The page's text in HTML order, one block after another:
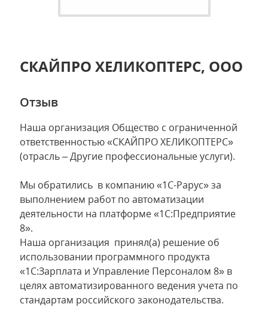
СКАЙПРО ХЕЛИКОПТЕРС, ООО
Отзыв
Наша организация Общество с ограниченной
ответственностью «СКАЙПРО ХЕЛИКОПТЕРС»
(отрасль – Другие профессиональные услуги).
Мы обратились в компанию «1С-Рарус» за
выполнением работ по автоматизации
деятельности на платформе «1С:Предприятие
8».
Наша организация принял(а) решение об
использовании программного продукта
«1С:Зарплата и Управление Персоналом 8» в
целях автоматизированного ведения учета по
стандартам российского законодательства.